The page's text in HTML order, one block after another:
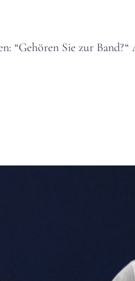
“Gehören Sie zur